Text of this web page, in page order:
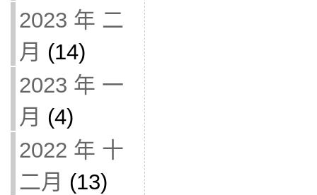
2023 年 二
月 (14)
2023 年 一
月 (4)
2022 年 十
二月 (13)